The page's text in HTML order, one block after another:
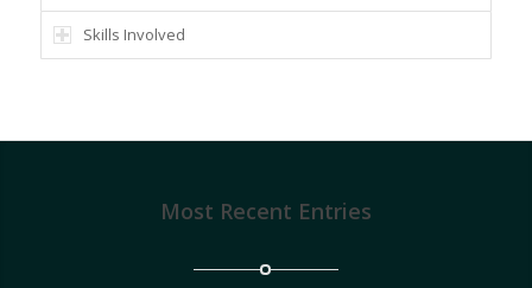
Skills Involved
Most Recent Entries